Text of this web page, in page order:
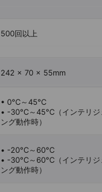
500回以上
242 × 70 × 55mm
• 0°C～45°C
• -30°C～45°C（インテリジ
ング動作時）
• -20°C～60°C
• -30°C～60°C（インテリジ
ング動作時）